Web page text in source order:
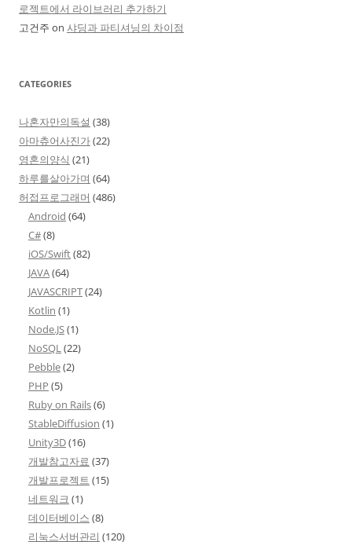
로젝트에서 라이브러리 추가하기
고건주 on 샤딩과 파티셔닝의 차이점
CATEGORIES
나혼자만의독설 (38)
아마츄어사진가(22)
영혼의양식 (21)
하루를살아가며 (64)
허접프로그래머 (486)
Android (64)
C#(8)
iOS/Swift(82)
JAVA(64)
JAVASCRIPT(24)
Kotlin (1)
Node.JS(1)
NoSQL(22)
Pebble(2)
PHP (5)
Ruby on Rails(6)
StableDiffusion (1)
Unity3D(16)
개발참고자료 (37)
개발프로젝트 (15)
네트워크 (1)
데이터베이스 (8)
리눅스서버관리 (120)